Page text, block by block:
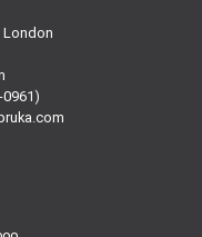
London
0961)